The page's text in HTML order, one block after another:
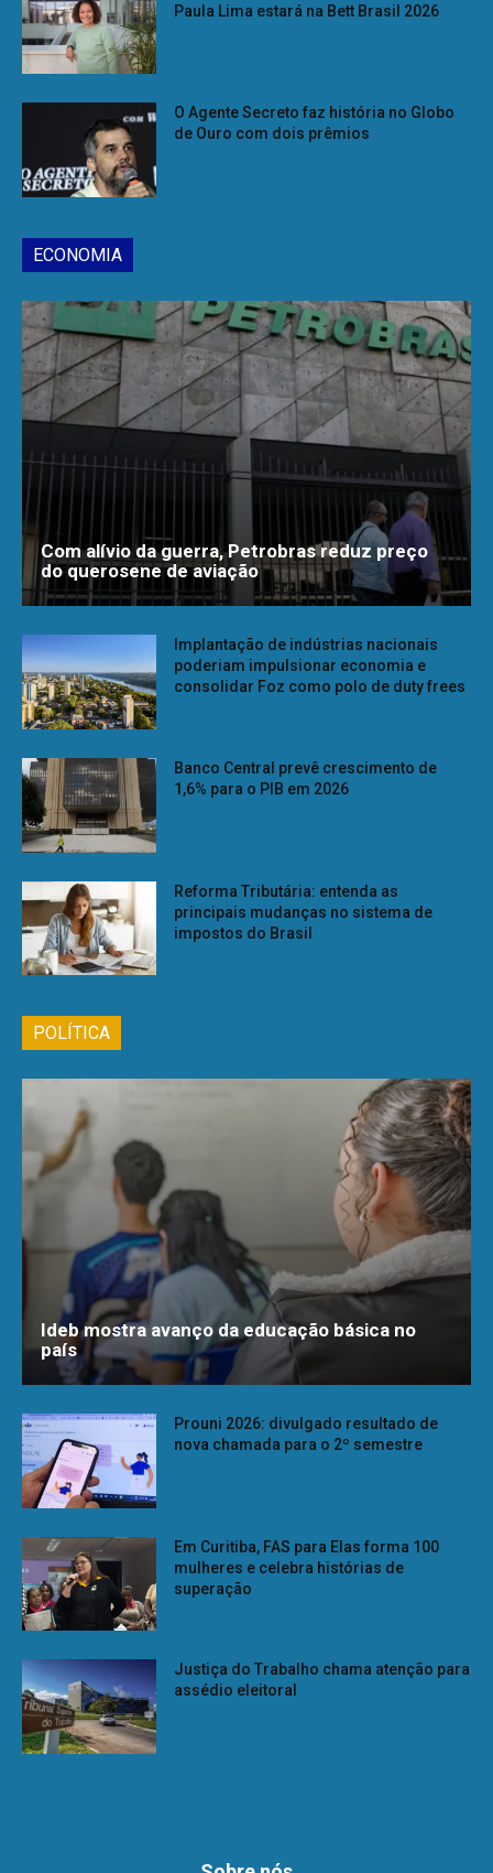
Paula Lima estará na Bett Brasil 2026
O Agente Secreto faz história no Globo
de Ouro com dois prêmios
ECONOMIA
Com alívio da guerra, Petrobras reduz preço
do querosene de aviação
Implantação de indústrias nacionais
poderiam impulsionar economia e
consolidar Foz como polo de duty frees
Banco Central prevê crescimento de
1,6% para o PIB em 2026
Reforma Tributária: entenda as
principais mudanças no sistema de
impostos do Brasil
POLÍTICA
Ideb mostra avanço da educação básica no
país
Prouni 2026: divulgado resultado de
nova chamada para o 2º semestre
Em Curitiba, FAS para Elas forma 100
mulheres e celebra histórias de
superação
Justiça do Trabalho chama atenção para
assédio eleitoral